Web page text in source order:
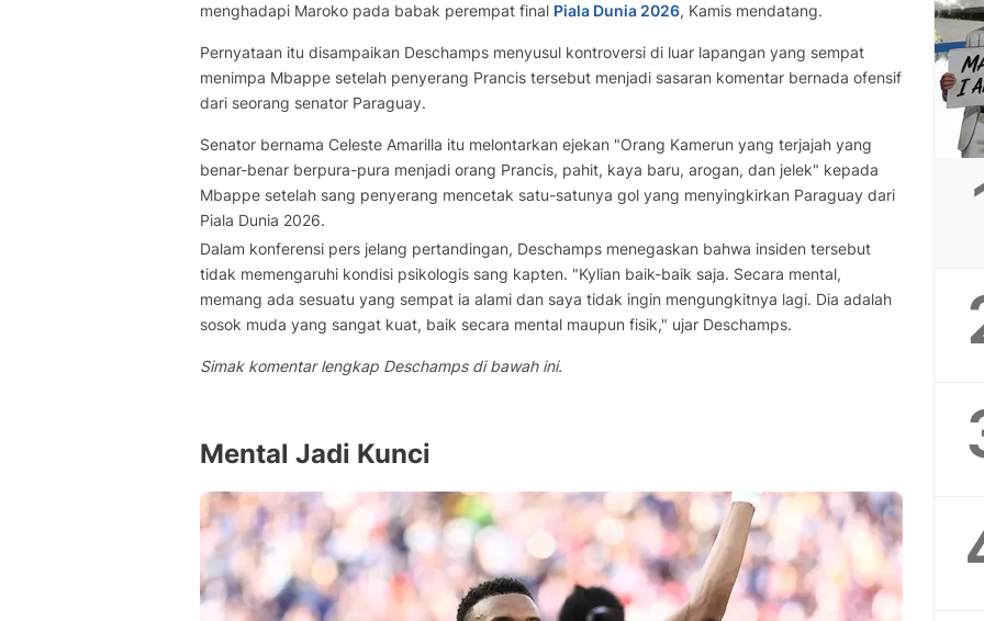
menghadapi Maroko pada babak perempat final Piala Dunia 2026, Kamis mendatang.
Pernyataan itu disampaikan Deschamps menyusul kontroversi di luar lapangan yang sempat
menimpa Mbappe setelah penyerang Prancis tersebut menjadi sasaran komentar bernada ofensif
dari seorang senator Paraguay.
Senator bernama Celeste Amarilla itu melontarkan ejekan "Orang Kamerun yang terjajah yang
benar-benar berpura-pura menjadi orang Prancis, pahit, kaya baru, arogan, dan jelek" kepada
Mbappe setelah sang penyerang mencetak satu-satunya gol yang menyingkirkan Paraguay dari
Piala Dunia 2026.
Dalam konferensi pers jelang pertandingan, Deschamps menegaskan bahwa insiden tersebut
tidak memengaruhi kondisi psikologis sang kapten. "Kylian baik-baik saja. Secara mental,
memang ada sesuatu yang sempat ia alami dan saya tidak ingin mengungkitnya lagi. Dia adalah
sosok muda yang sangat kuat, baik secara mental maupun fisik," ujar Deschamps.
Simak komentar lengkap Deschamps di bawah ini.
Mental Jadi Kunci